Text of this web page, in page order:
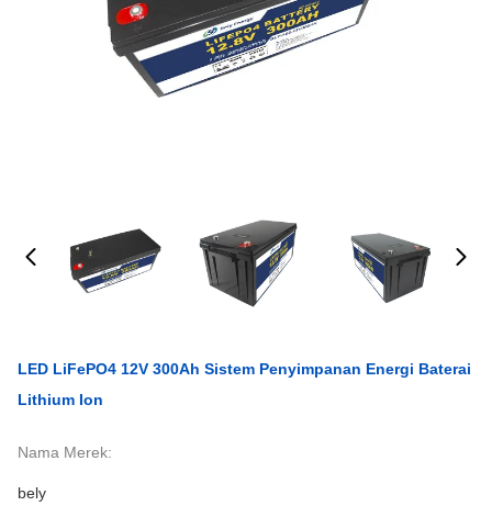
LED LiFePO4 12V 300Ah Sistem Penyimpanan Energi Baterai
Lithium Ion
Nama Merek:
bely